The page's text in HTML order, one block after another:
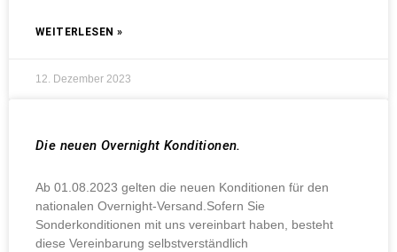
WEITERLESEN »
12. Dezember 2023
Die neuen Overnight Konditionen.
Ab 01.08.2023 gelten die neuen Konditionen für den
nationalen Overnight-Versand.Sofern Sie
Sonderkonditionen mit uns vereinbart haben, besteht
diese Vereinbarung selbstverständlich